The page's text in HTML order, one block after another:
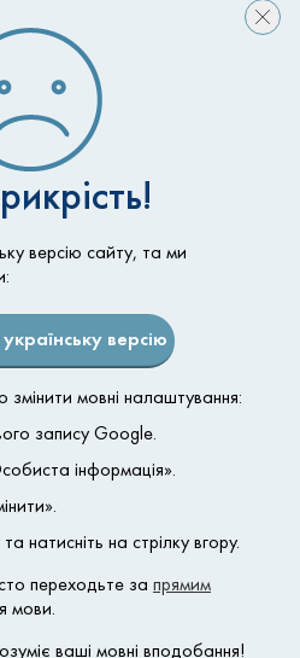
процедур.
пациента
обрабатывают
раствором.
оборудования
и длина
в
от
пациента.
версію сайту, та ми
версію
мовні налаштування:
запису Google.
інформація».
натисніть на стрілку вгору.
переходьте за прямим
мови.
ваші мовні вподобання!